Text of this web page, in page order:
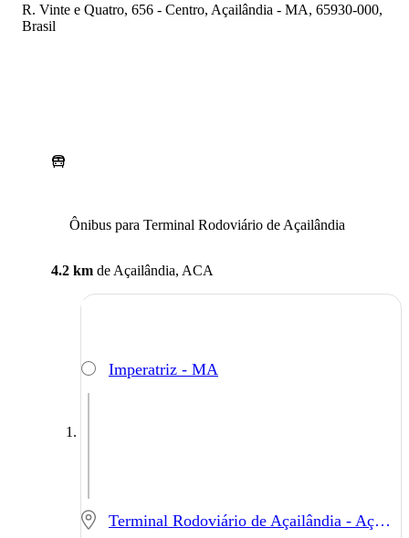
R. Vinte e Quatro, 656 - Centro, Açailândia - MA, 65930-000,
Brasil
Ônibus para Terminal Rodoviário de Açailândia
4.2 km de Açailândia, ACA
Imperatriz - MA
Terminal Rodoviário de Açailândia - Açailândia - MA